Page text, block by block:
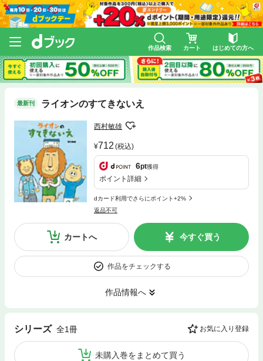
作品検索 カート はじめての方へ
最新刊 ライオンのすてきないえ
西村敏雄
712 (税込)
6pt獲得
ポイント詳細
dカード利用でさらにポイント+2%
返品不可
カートへ 今すぐ買う
作品をチェックする
作品情報へ
シリーズ 全1冊 お気に入り登録
未購入巻をまとめて買う